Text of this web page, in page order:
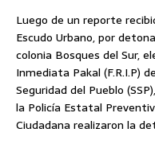
Luego de un reporte
Escudo Urbano, por
colonia Bosques del Sur,
Inmediata Pakal (F.R.I.P)
Seguridad del Pueblo
la Policía Estatal
Ciudadana realizaron la